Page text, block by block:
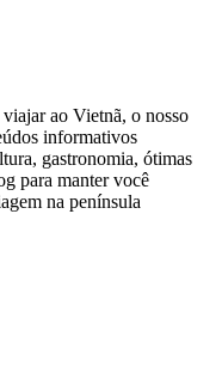
ao Vietnã, o nosso
informativos
gastronomia, ótimas
para manter você
na península